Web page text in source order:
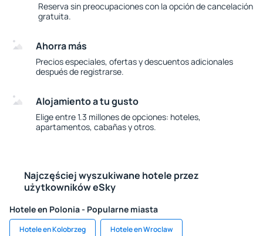
Reserva sin preocupaciones con la opción de cancelación
gratuita.
Ahorra más
Precios especiales, ofertas y descuentos adicionales
después de registrarse.
Alojamiento a tu gusto
Elige entre 1.3 millones de opciones: hoteles,
apartamentos, cabañas y otros.
Najczęściej wyszukiwane hotele przez
użytkowników eSky
Hotele en Polonia - Popularne miasta
Hotele en Kolobrzeg Hotele en Wroclaw